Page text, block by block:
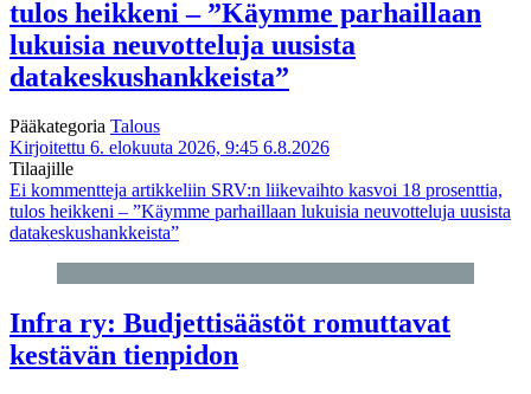
tulos heikkeni – ”Käymme parhaillaan
lukuisia neuvotteluja uusista
datakeskushankkeista”
Pääkategoria Talous
Kirjoitettu 6. elokuuta 2026, 9:45 6.8.2026
Tilaajille
Ei kommentteja artikkeliin SRV:n liikevaihto kasvoi 18 prosenttia,
tulos heikkeni – ”Käymme parhaillaan lukuisia neuvotteluja uusista
datakeskushankkeista”
Infra ry: Budjettisäästöt romuttavat
kestävän tienpidon